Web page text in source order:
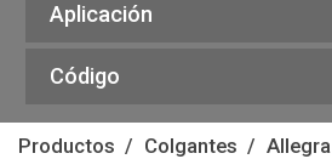
Aplicación
Código
Productos Colgantes Allegra